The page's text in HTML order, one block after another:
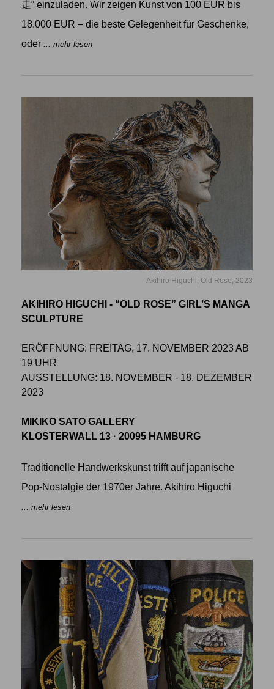
走“ einzuladen. Wir zeigen Kunst von 100 EUR bis
18.000 EUR – die beste Gelegenheit für Geschenke,
oder ... mehr lesen
Akihiro Higuchi, Old Rose, 2023
AKIHIRO HIGUCHI - “OLD ROSE” GIRL’S MANGA
SCULPTURE
ERÖFFNUNG: FREITAG, 17. NOVEMBER 2023 AB
19 UHR
AUSSTELLUNG: 18. NOVEMBER - 18. DEZEMBER
2023
MIKIKO SATO GALLERY
KLOSTERWALL 13 · 20095 HAMBURG
Traditionelle Handwerkskunst trifft auf japanische
Pop-Nostalgie der 1970er Jahre. Akihiro Higuchi
... mehr lesen